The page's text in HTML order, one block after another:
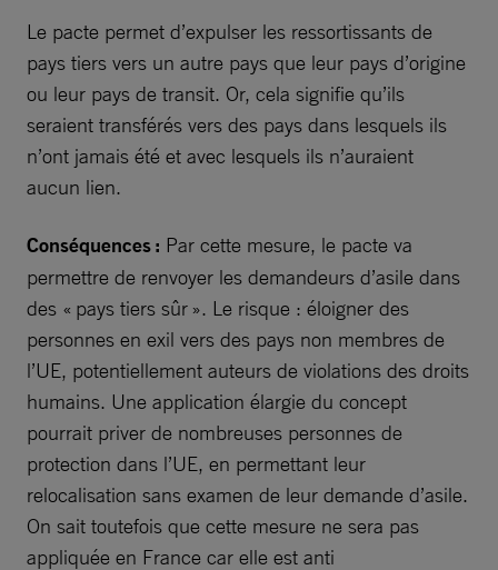
Le pacte permet d’expulser les ressortissants de
pays tiers vers un autre pays que leur pays d’origine
ou leur pays de transit. Or, cela signifie qu’ils
seraient transférés vers des pays dans lesquels ils
n’ont jamais été et avec lesquels ils n’auraient
aucun lien.
Conséquences : Par cette mesure, le pacte va
permettre de renvoyer les demandeurs d’asile dans
des « pays tiers sûr ». Le risque : éloigner des
personnes en exil vers des pays non membres de
l’UE, potentiellement auteurs de violations des droits
humains. Une application élargie du concept
pourrait priver de nombreuses personnes de
protection dans l’UE, en permettant leur
relocalisation sans examen de leur demande d’asile.
On sait toutefois que cette mesure ne sera pas
appliquée en France car elle est anti